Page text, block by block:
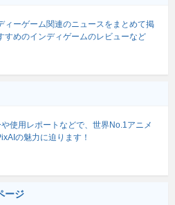
ィーゲーム関連のニュースをまとめて掲
すめのインディゲームのレビューなど
使用レポートなどで、世界No.1アニメ
の魅力に迫ります！
ージ